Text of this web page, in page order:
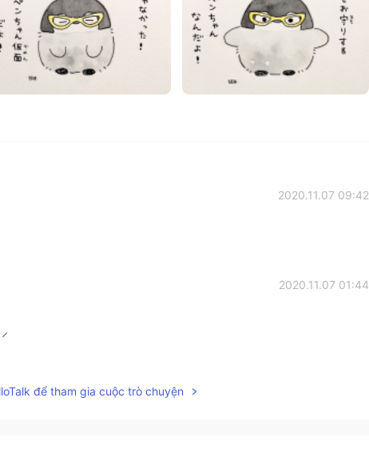
2020.11.07 09:42
2020.11.07 01:44
để tham gia cuộc trò chuyện